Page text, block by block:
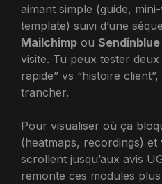
aimant simple (guide,
template) suivi d’une
Mailchimp ou Sendinblue
visite. Tu peux tester
rapide” vs “histoire
trancher.
Pour visualiser où ça
(heatmaps, recordings) et
scrollent jusqu’aux avis
remonte ces modules